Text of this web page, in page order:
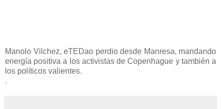
Manolo Vilchez, eTEDao perdio desde Manresa, mandando
energía positiva a los activistas de Copenhague y también a
los políticos valientes.
.